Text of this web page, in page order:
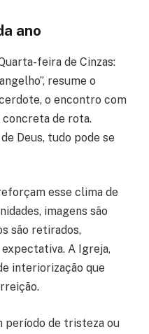
ano
feira de Cinzas:
resume o
o encontro com
concreta de rota.
Deus, tudo pode se
esse clima de
imagens são
são retirados,
A Igreja,
interiorização que
período de tristeza ou